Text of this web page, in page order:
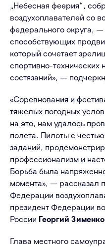
„Небесная феерия“,
воздухоплавателей со
федерального округа,
способствующих
который сочетает
спортивно-технических
состязаний», —
«Соревнования и
тяжелых погодных
на это, нам удалось
полета. Пилоты с
заданий,
профессионализм и
Борьба была
момента», — рассказал
Федерации
президент Федерации
России Георгий Зименко
Глава местного